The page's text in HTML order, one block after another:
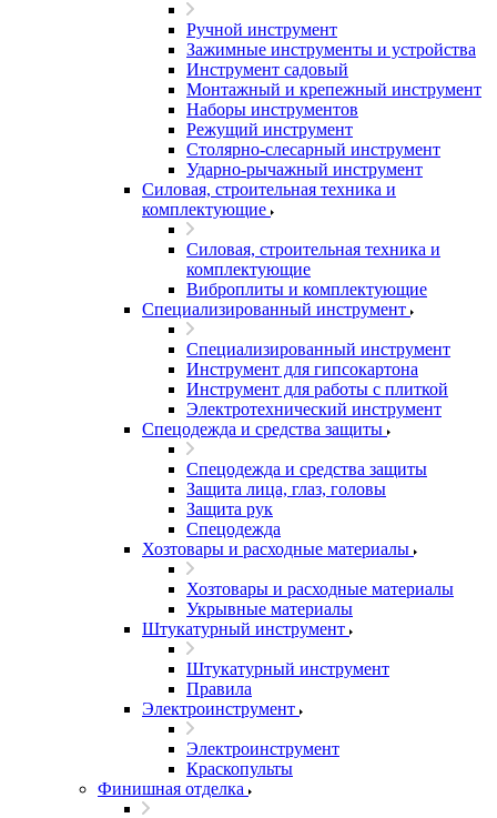
Ручной инструмент
Зажимные инструменты и устройства
Инструмент садовый
Монтажный и крепежный инструмент
Наборы инструментов
Режущий инструмент
Столярно-слесарный инструмент
Ударно-рычажный инструмент
Силовая, строительная техника и
комплектующие
Силовая, строительная техника и
комплектующие
Виброплиты и комплектующие
Специализированный инструмент
Специализированный инструмент
Инструмент для гипсокартона
Инструмент для работы с плиткой
Электротехнический инструмент
Спецодежда и средства защиты
Спецодежда и средства защиты
Защита лица, глаз, головы
Защита рук
Спецодежда
Хозтовары и расходные материалы
Хозтовары и расходные материалы
Укрывные материалы
Штукатурный инструмент
Штукатурный инструмент
Правила
Электроинструмент
Электроинструмент
Краскопульты
Финишная отделка